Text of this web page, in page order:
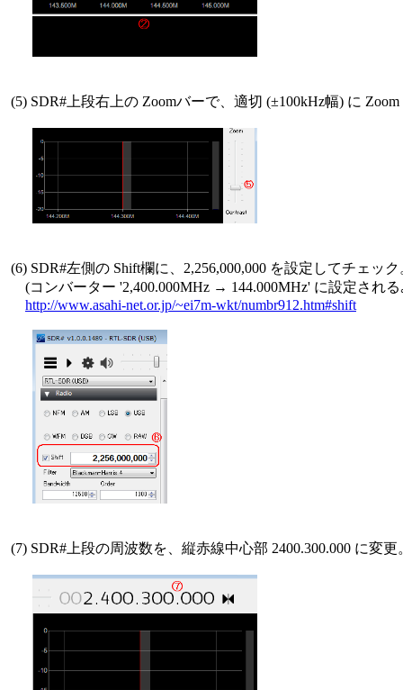
(5) SDR#上段右上の Zoomバーで、適切 (±100kHz幅) に Zoom
(6) SDR#左側の Shift欄に、2,256,000,000 を設定してチェック
(コンバーター '2,400.000MHz → 144.000MHz' に設定される
http://www.asahi-net.or.jp/~ei7m-wkt/numbr912.htm#shift
(7) SDR#上段の周波数を、縦赤線中心部 2400.300.000 に変更